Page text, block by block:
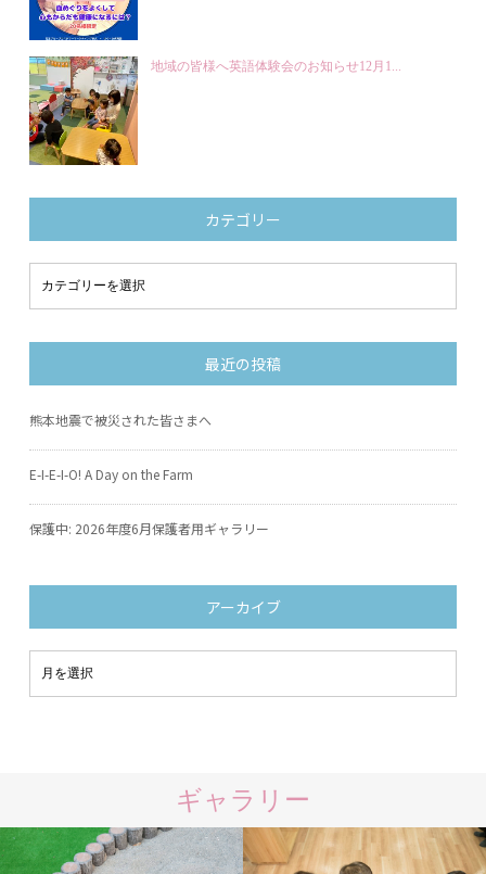
地域の皆様へ英語体験会のお知らせ12月1...
カテゴリー
最近の投稿
熊本地震で被災された皆さまへ
E-I-E-I-O! A Day on the Farm
保護中: 2026年度6月保護者用ギャラリー
アーカイブ
ギャラリー